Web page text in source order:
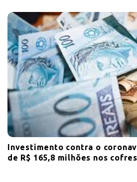
Investimento contra o
de R$ 165,8 milhões nos